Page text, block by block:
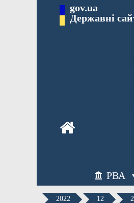
Перейти gov.ua
Державні
РВА
2022 12